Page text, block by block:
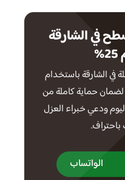
في الشارقة
الشارقة باستخدام
حماية كاملة من
ودعي خبراء العزل
الواتساب